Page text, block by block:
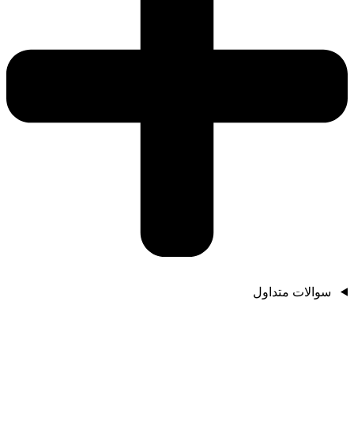
سوالات متداول